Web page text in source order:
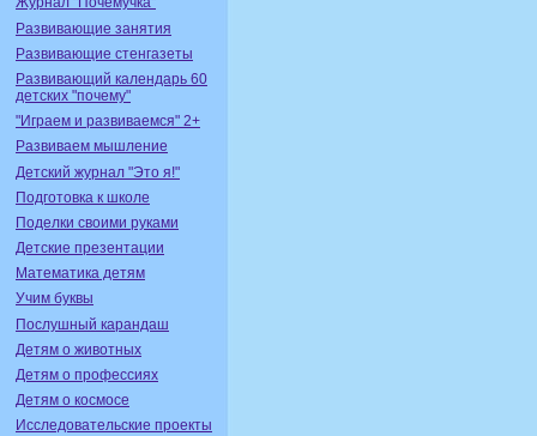
Развивающие занятия
Развивающие стенгазеты
Развивающий календарь 60
детских "почему"
"Играем и развиваемся" 2+
Развиваем мышление
Детский журнал "Это я!"
Подготовка к школе
Поделки своими руками
Детские презентации
Математика детям
Учим буквы
Послушный карандаш
Детям о животных
Детям о профессиях
Детям о космосе
Исследовательские проекты